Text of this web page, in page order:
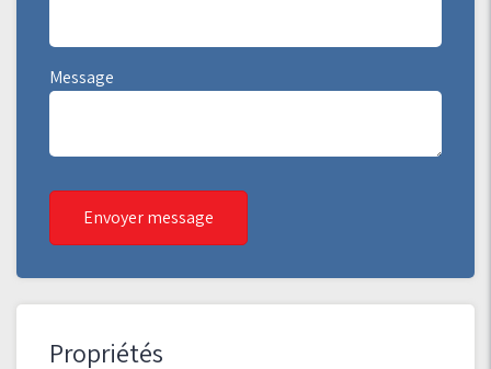
Message
Envoyer message
Propriétés